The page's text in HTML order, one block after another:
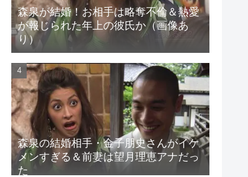
森泉が結婚！お相手は略奪不倫＆熱愛
が報じられた年上の彼氏か（画像あ
り）
森泉の結婚相手・金子朋史さんがイケ
メンすぎる＆前妻は望月理恵アナだっ
た